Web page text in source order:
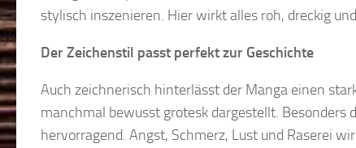
stylisch inszenieren. Hier wirkt alles roh, dreckig
Der Zeichenstil passt perfekt zur Geschichte
Auch zeichnerisch hinterlässt der Manga einen
manchmal bewusst grotesk dargestellt. Besonders
hervorragend. Angst, Schmerz, Lust und Raserei